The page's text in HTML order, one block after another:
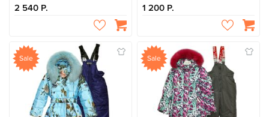
2 540 1 200
Sale Sale